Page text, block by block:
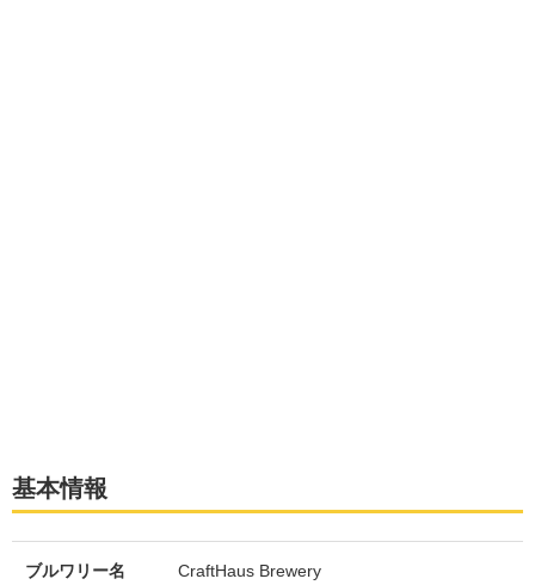
基本情報
ブルワリー名 CraftHaus Brewery